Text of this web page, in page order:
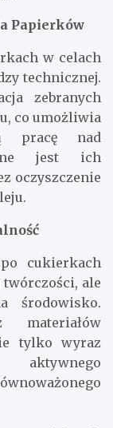
Papierków
w celach
technicznej.
zebranych
co umożliwia
pracę nad
jest ich
oczyszczenie
cukierkach
ale
środowisko.
tylko wyraz